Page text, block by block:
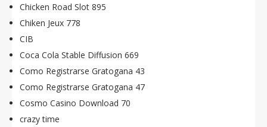
Chicken Road Slot 895
Chiken Jeux 778
CIB
Coca Cola Stable Diffusion 669
Como Registrarse Gratogana 43
Como Registrarse Gratogana 47
Cosmo Casino Download 70
crazy time